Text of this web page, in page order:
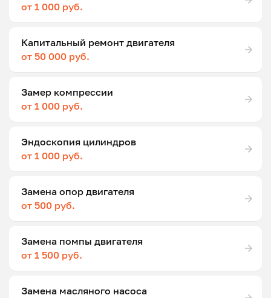
от 1 000 руб.
Капитальный ремонт двигателя
от 50 000 руб.
Замер компрессии
от 1 000 руб.
Эндоскопия цилиндров
от 1 000 руб.
Замена опор двигателя
от 500 руб.
Замена помпы двигателя
от 1 500 руб.
Замена масляного насоса